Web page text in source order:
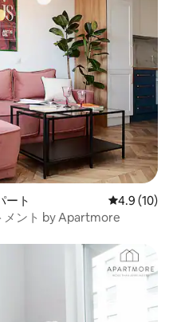
ート レビュー10
4.9 (10)
メント by Apartmore